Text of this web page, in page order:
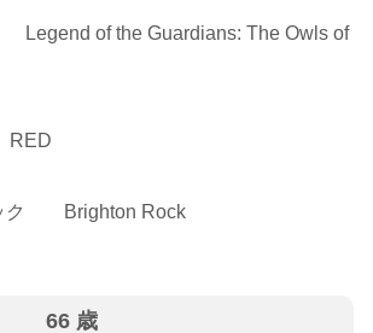
of the Guardians: The Owls of
ク Brighton Rock
66 歳